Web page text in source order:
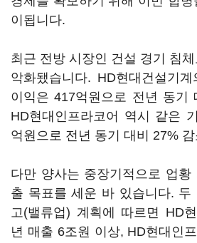
이됩니다.
최근 전방 시장인 건설 경기 침
악화됐습니다. HD현대건설기
이익은 417억원으로 전년 동기
HD현대인프라코어 역시 같은
억원으로 전년 동기 대비 27%
다만 양사는 중장기적으로 업황
출 목표를 세운 바 있습니다. 두
고(밸류업) 계획에 따르면 HD
년 매출 6조원 이상, HD현대인